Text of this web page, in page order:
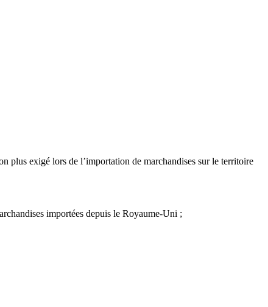
plus exigé lors de l’importation de marchandises sur le territoire
importées depuis le Royaume-Uni ;